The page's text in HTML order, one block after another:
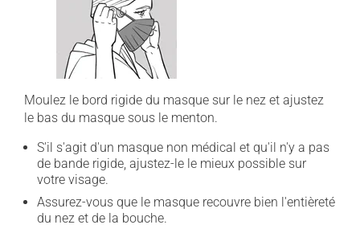
Moulez le bord rigide du masque sur le nez et ajustez
le bas du masque sous le menton.
S'il s'agit d'un masque non médical et qu'il n'y a pas
de bande rigide, ajustez-le le mieux possible sur
votre visage.
Assurez-vous que le masque recouvre bien l'entièreté
du nez et de la bouche.